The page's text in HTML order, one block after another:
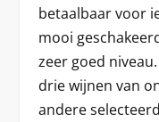
betaalbaar voor
mooi
zeer goed
drie wijnen van
andere